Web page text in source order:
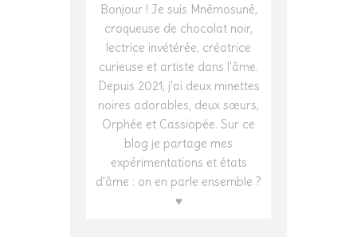
Bonjour ! Je suis Mnêmosunê,
croqueuse de chocolat noir,
lectrice invétérée, créatrice
curieuse et artiste dans l'âme.
Depuis 2021, j'ai deux minettes
noires adorables, deux sœurs,
Orphée et Cassiopée. Sur ce
blog je partage mes
expérimentations et états
d'âme : on en parle ensemble ?
♥